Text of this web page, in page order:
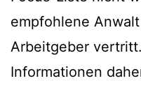
empfohlene
Arbeitgeber
Informationen